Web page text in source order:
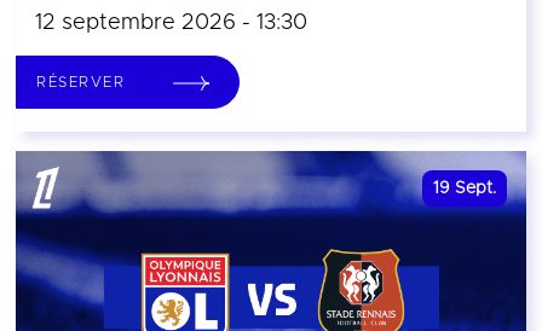
12 septembre 2026 - 13:30
RÉSERVER
19 Sept.